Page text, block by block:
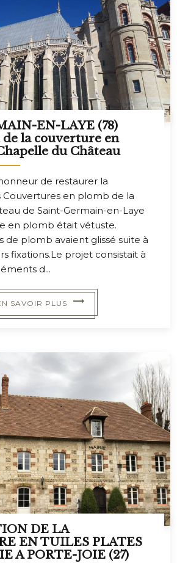
la couverture en
du Château
de restaurer la
en plomb de la
de Saint-Germain-en-Laye
en plomb était vétuste.
de plomb avaient glissé suite à
fixations.Le projet consistait à
d...
EN SAVOIR PLUS
EN TUILES PLATES
A PORTE-JOIE (27)